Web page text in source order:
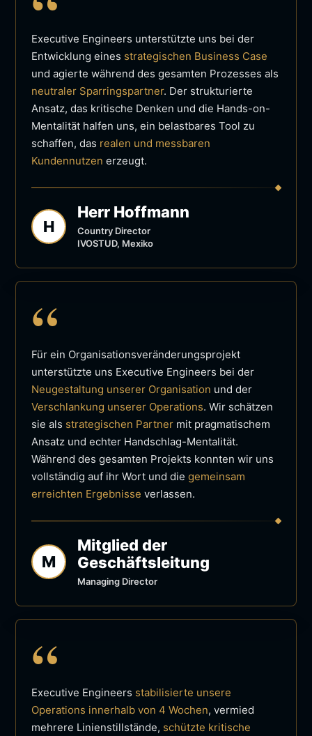
Executive Engineers unterstützte uns bei der
Entwicklung eines strategischen Business Case
und agierte während des gesamten Prozesses als
neutraler Sparringspartner. Der strukturierte
Ansatz, das kritische Denken und die Hands-on-
Mentalität halfen uns, ein belastbares Tool zu
schaffen, das realen und messbaren
Kundennutzen erzeugt.
H
Herr Hoffmann
Country Director
IVOSTUD, Mexiko
“
Für ein Organisationsveränderungsprojekt
unterstützte uns Executive Engineers bei der
Neugestaltung unserer Organisation und der
Verschlankung unserer Operations. Wir schätzen
sie als strategischen Partner mit pragmatischem
Ansatz und echter Handschlag-Mentalität.
Während des gesamten Projekts konnten wir uns
vollständig auf ihr Wort und die gemeinsam
erreichten Ergebnisse verlassen.
M
Mitglied der
Geschäftsleitung
Managing Director
“
Executive Engineers stabilisierte unsere
Operations innerhalb von 4 Wochen, vermied
mehrere Linienstillstände, schützte kritische